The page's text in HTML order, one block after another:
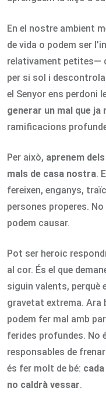
En el nostre ambient
de vida o podem ser
relativament petites—
per si sol i
el Senyor ens perdoni
generar un mal que
ramificacions
Per això, aprenem
mals de casa nostra.
fereixen, enganys,
persones properes.
podem causar.
Pot ser heroic
al cor. És el que
siguin valents, perquè
gravetat extrema. Ara
podem fer mal amb
ferides profundes. No
responsables de
és fer molt de bé:
no caldrà vessar.